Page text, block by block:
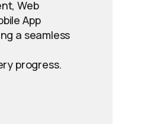
Web
App
a seamless
progress.